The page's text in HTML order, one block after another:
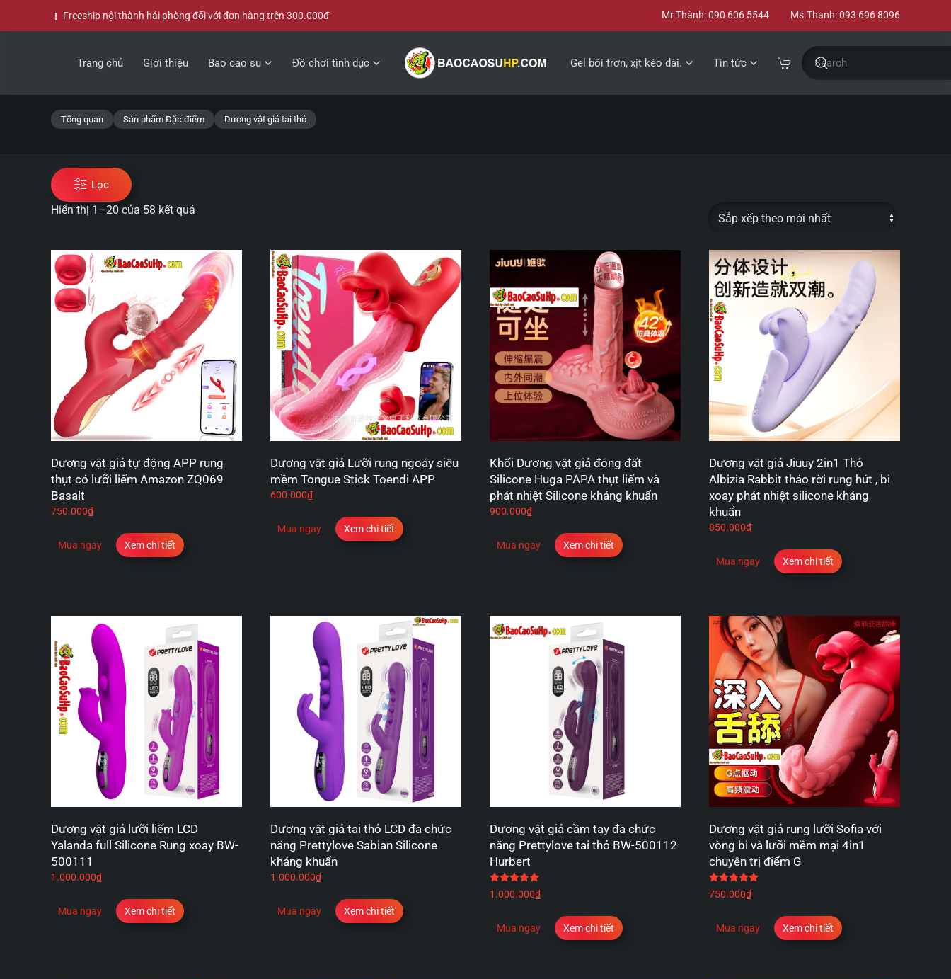
Freeship nội thành hải phòng đối với đơn hàng trên 300.000đ Mr.Thành: 090 606 5544 Ms.Thanh: 093 696 8096
Trang chủ Giới thiệu Bao cao su Đồ chơi tình dục Gel bôi trơn, xịt kéo dài. Tin tức
Tổng quan Sản phẩm Đặc điểm Dương vật giả tai thỏ
Lọc
Hiển thị 1–20 của 58 kết quả
Dương vật giả tự động APP rung
thụt có lưỡi liếm Amazon ZQ069
Basalt
750.000₫
Mua ngay Xem chi tiết
Dương vật giả Lưỡi rung ngoáy siêu
mềm Tongue Stick Toendi APP
600.000₫
Mua ngay Xem chi tiết
Khối Dương vật giả đóng đất
Silicone Huga PAPA thụt liếm và
phát nhiệt Silicone kháng khuẩn
900.000₫
Mua ngay Xem chi tiết
Dương vật giả Jiuuy 2in1 Thỏ
Albizia Rabbit tháo rời rung hút , bi
xoay phát nhiệt silicone kháng
khuẩn
850.000₫
Mua ngay Xem chi tiết
Dương vật giả lưỡi liếm LCD
Yalanda full Silicone Rung xoay BW-
500111
1.000.000₫
Mua ngay Xem chi tiết
Dương vật giả tai thỏ LCD đa chức
năng Prettylove Sabian Silicone
kháng khuẩn
1.000.000₫
Mua ngay Xem chi tiết
Dương vật giả cầm tay đa chức
năng Prettylove tai thỏ BW-500112
Hurbert
1.000.000₫
Mua ngay Xem chi tiết
Dương vật giả rung lưỡi Sofia với
vòng bi và lưỡi mềm mại 4in1
chuyên trị điểm G
750.000₫
Mua ngay Xem chi tiết